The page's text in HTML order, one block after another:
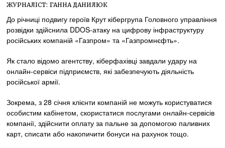
ЖУРНАЛІСТ: ГАННА ДАНИЛЮК
До річниці подвигу героїв Крут кібергрупа Головного управління
розвідки здійснила DDOS-атаку на цифрову інфраструктуру
російських компаній «Газпром» та «Газпромнєфть».
Як стало відомо агентству, кіберфахівці завдали удару на
онлайн-сервіси підприємств, які забезпечують діяльність
російської армії.
Зокрема, з 28 січня клієнти компаній не можуть користуватися
особистим кабінетом, скористатися послугами онлайн-сервісів
компанії, здійснити оплату за пальне за допомогою паливних
карт, списати або накопичити бонуси на рахунок тощо.